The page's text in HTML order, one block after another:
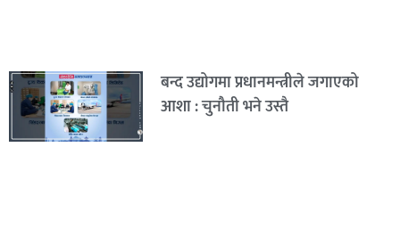
बन्द उद्योगमा प्रधानमन्त्रीले जगाएको
आशा : चुनौती भने उस्तै